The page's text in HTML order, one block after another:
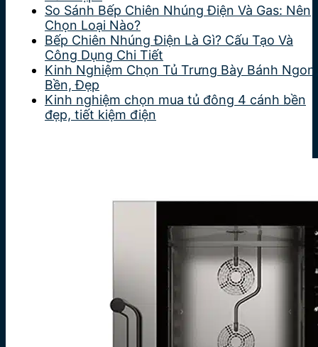
So Sánh Bếp Chiên Nhúng Điện Và Gas: Nên
Chọn Loại Nào?
Bếp Chiên Nhúng Điện Là Gì? Cấu Tạo Và
Công Dụng Chi Tiết
Kinh Nghiệm Chọn Tủ Trưng Bày Bánh Ngon,
Bền, Đẹp
Kinh nghiệm chọn mua tủ đông 4 cánh bền
đẹp, tiết kiệm điện